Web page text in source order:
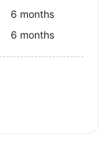
6 months
6 months